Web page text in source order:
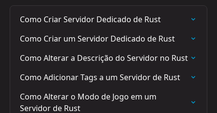
Como Criar Servidor Dedicado de Rust
Como Criar um Servidor Dedicado de Rust
Como Alterar a Descrição do Servidor no Rust
Como Adicionar Tags a um Servidor de Rust
Como Alterar o Modo de Jogo em um
Servidor de Rust